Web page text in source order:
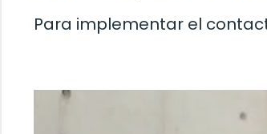
Para implementar el